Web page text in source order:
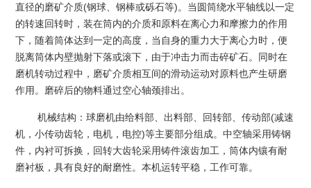
直径的磨矿介质(钢球、钢棒或砾石等)。当圆筒绕水平轴线以一定
的转速回转时，装在筒内的介质和原料在离心力和摩擦力的作用
下，随着筒体达到一定的高度，当自身的重力大于离心力时，便
脱离筒体内壁抛射下落或滚下，由于冲击力而击碎矿石。同时在
磨机转动过程中，磨矿介质相互间的滑动运动对原料也产生研磨
作用。磨碎后的物料通过空心轴颈排出。
机械结构：球磨机由给料部、出料部、回转部、传动部(减速
机，小传动齿轮，电机，电控)等主要部分组成。中空轴采用铸钢
件，内衬可拆换，回转大齿轮采用铸件滚齿加工，筒体内镶有耐
磨衬板，具有良好的耐磨性。本机运转平稳，工作可靠。